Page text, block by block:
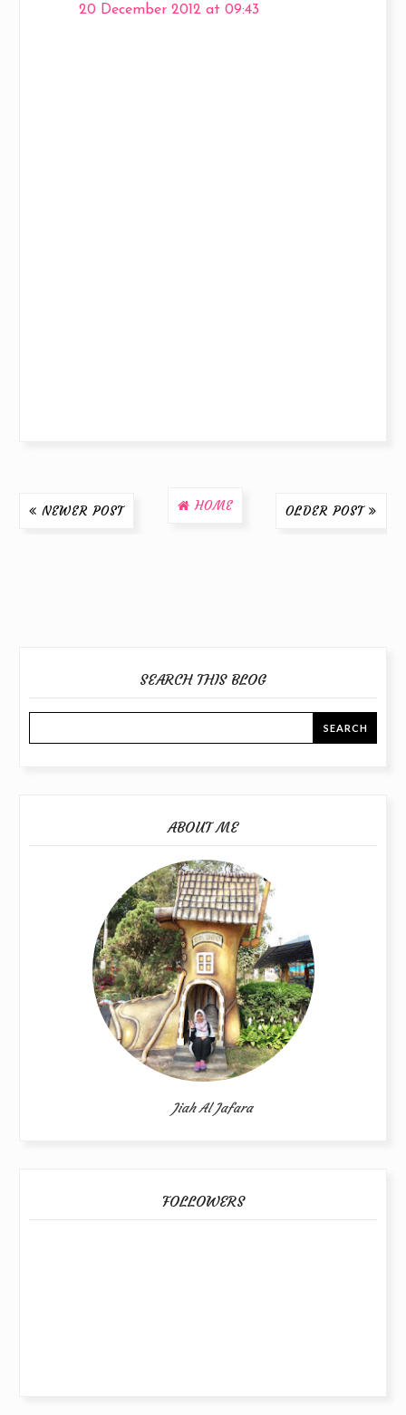
20 December 2012 at 09:43
NEWER POST OLDER POST
HOME
SEARCH THIS BLOG
ABOUT ME
Jiah Al Jafara
FOLLOWERS